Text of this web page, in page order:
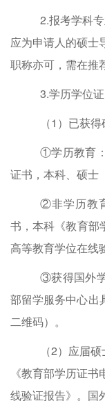
2.报考学科
应为申请人的硕士
职称亦可 ， 需在推
3.学历学位
（1 ） 已获
①学历教育：
证书 ， 本科、硕士
②非学历教
书 ，本科 《教育部
高等教育学位在线
③获得国外
部留学服务中心出
二维码） 。
（2） 应届硕
《教育部学历证书
线验证报告》 。 国